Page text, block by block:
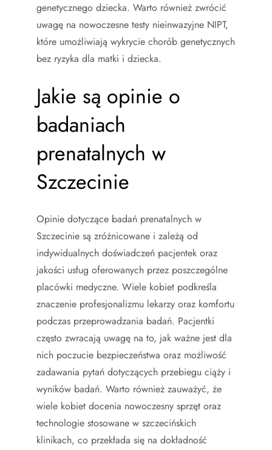
genetycznego dziecka. Warto również zwrócić
uwagę na nowoczesne testy nieinwazyjne NIPT,
które umożliwiają wykrycie chorób genetycznych
bez ryzyka dla matki i dziecka.
Jakie są opinie o
badaniach
prenatalnych w
Szczecinie
Opinie dotyczące badań prenatalnych w
Szczecinie są zróżnicowane i zależą od
indywidualnych doświadczeń pacjentek oraz
jakości usług oferowanych przez poszczególne
placówki medyczne. Wiele kobiet podkreśla
znaczenie profesjonalizmu lekarzy oraz komfortu
podczas przeprowadzania badań. Pacjentki
często zwracają uwagę na to, jak ważne jest dla
nich poczucie bezpieczeństwa oraz możliwość
zadawania pytań dotyczących przebiegu ciąży i
wyników badań. Warto również zauważyć, że
wiele kobiet docenia nowoczesny sprzęt oraz
technologie stosowane w szczecińskich
klinikach, co przekłada się na dokładność